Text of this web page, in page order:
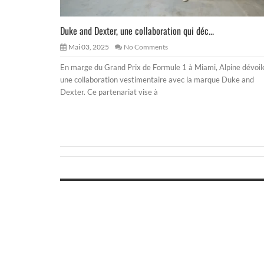
Duke and Dexter, une collaboration qui déc...
Mai 03, 2025 No Comments
En marge du Grand Prix de Formule 1 à Miami, Alpine
une collaboration vestimentaire avec la marque Duke and
Dexter. Ce partenariat vise à